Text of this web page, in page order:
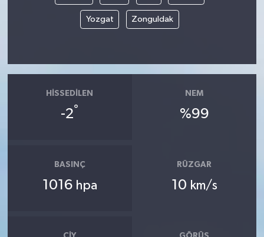
Yozgat Zonguldak
HISSEDILEN
-2°
NEM
%99
BASINÇ
1016 hpa
RÜZGAR
10 km/s